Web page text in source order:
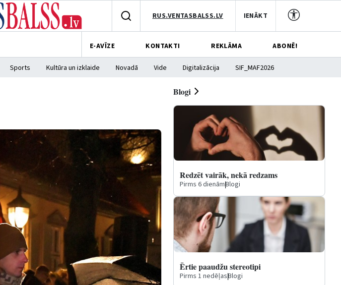
RUS.VENTASBALSS.LV IENĀKT
E-AVĪZE KONTAKTI REKLĀMA ABONĒ!
Sports Kultūra un izklaide Novadā Vide Digitalizācija SIF_MAF2026
Blogi
Redzēt vairāk, nekā redzams
Pirms 6 dienām|Blogi
Ērtie paaudžu stereotipi
Pirms 1 nedēļas|Blogi